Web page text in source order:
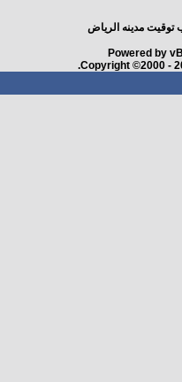
مدينه الرياض
Powered by
Copyright ©2000 -